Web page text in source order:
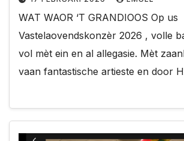
WAT WAOR ‘T GRANDIOOS Op us
Vastelaovendskonzèr 2026 , volle
vol mèt ein en al allegasie. Mèt
vaan fantastische artieste en door